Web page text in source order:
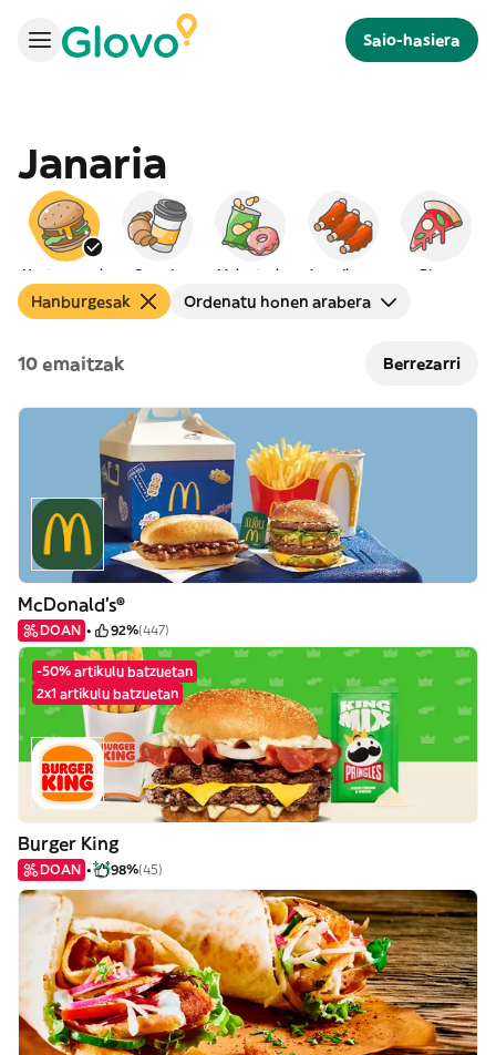
Saio-hasiera
Janaria
Hanburgesak Gosaria Mokaduak Amerikarra Pizza
Hanburgesak Ordenatu honen arabera
10 emaitzak Berrezarri
McDonald's®
DOAN 92%(447)
-50% artikulu batzuetan
2x1 artikulu batzuetan
Burger King
DOAN 98%(45)